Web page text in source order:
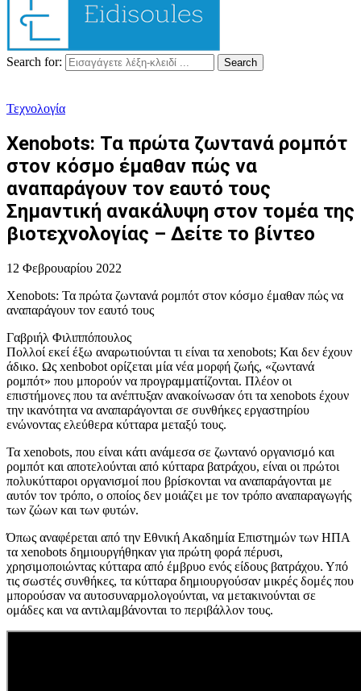
Search for: Search
Τεχνολογία
Xenobots: Τα πρώτα ζωντανά ρομπότ
στον κόσμο έμαθαν πώς να
αναπαράγουν τον εαυτό τους
Σημαντική ανακάλυψη στον τομέα της
βιοτεχνολογίας – Δείτε το βίντεο
12 Φεβρουαρίου 2022
Xenobots: Τα πρώτα ζωντανά ρομπότ στον κόσμο έμαθαν πώς να
αναπαράγουν τον εαυτό τους
Γαβριήλ Φιλιππόπουλος
Πολλοί εκεί έξω αναρωτιούνται τι είναι τα xenobots; Και δεν έχουν
άδικο. Ως xenbobot ορίζεται μία νέα μορφή ζωής, «ζωντανά
ρομπότ» που μπορούν να προγραμματίζονται. Πλέον οι
επιστήμονες που τα ανέπτυξαν ανακοίνωσαν ότι τα xenobots έχουν
την ικανότητα να αναπαράγονται σε συνθήκες εργαστηρίου
ενώνοντας ελεύθερα κύτταρα μεταξύ τους.
Τα xenobots, που είναι κάτι ανάμεσα σε ζωντανό οργανισμό και
ρομπότ και αποτελούνται από κύτταρα βατράχου, είναι οι πρώτοι
πολυκύτταροι οργανισμοί που βρίσκονται να αναπαράγονται με
αυτόν τον τρόπο, ο οποίος δεν μοιάζει με τον τρόπο αναπαραγωγής
των ζώων και των φυτών.
Όπως αναφέρεται από την Εθνική Ακαδημία Επιστημών των ΗΠΑ
τα xenobots δημιουργήθηκαν για πρώτη φορά πέρυσι,
χρησιμοποιώντας κύτταρα από έμβρυο ενός είδους βατράχου. Υπό
τις σωστές συνθήκες, τα κύτταρα δημιουργούσαν μικρές δομές που
μπορούσαν να αυτοσυναρμολογούνται, να μετακινούνται σε
ομάδες και να αντιλαμβάνονται το περιβάλλον τους.